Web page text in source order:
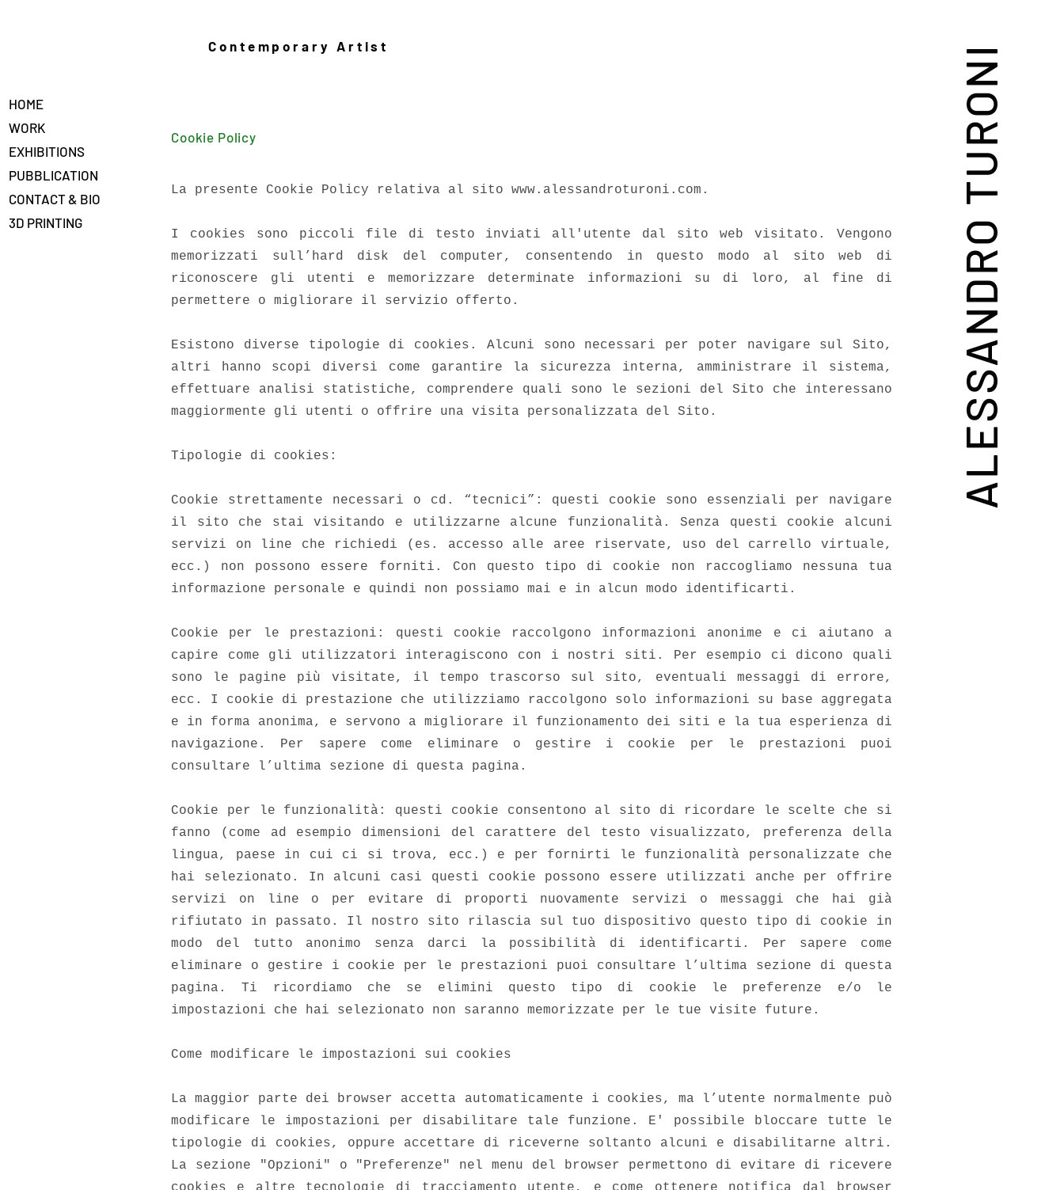
Contemporary Artist
Cookie Policy
La presente Cookie Policy relativa al sito www.alessandroturoni.com .
I cookies sono piccoli file di testo inviati all'utente dal sito web visitato. Vengono
memorizzati sull’hard disk del computer, consentendo in questo modo al sito web di
riconoscere gli utenti e memorizzare determinate informazioni su di loro, al fine di
permettere o migliorare il servizio offerto.
Esistono diverse tipologie di cookies. Alcuni sono necessari per poter navigare sul Sito,
altri hanno scopi diversi come garantire la sicurezza interna, amministrare il sistema,
effettuare analisi statistiche, comprendere quali sono le sezioni del Sito che interessano
maggiormente gli utenti o offrire una visita personalizzata del Sito.
Tipologie di cookies:
Cookie strettamente necessari o cd. “tecnici”: questi cookie sono essenziali per navigare
il sito che stai visitando e utilizzarne alcune funzionalità. Senza questi cookie alcuni
servizi on line che richiedi (es. accesso alle aree riservate, uso del carrello virtuale,
ecc.) non possono essere forniti. Con questo tipo di cookie non raccogliamo nessuna tua
informazione personale e quindi non possiamo mai e in alcun modo identificarti.
Cookie per le prestazioni: questi cookie raccolgono informazioni anonime e ci aiutano a
capire come gli utilizzatori interagiscono con i nostri siti. Per esempio ci dicono quali
sono le pagine più visitate, il tempo trascorso sul sito, eventuali messaggi di errore,
ecc. I cookie di prestazione che utilizziamo raccolgono solo informazioni su base aggregata
e in forma anonima, e servono a migliorare il funzionamento dei siti e la tua esperienza di
navigazione. Per sapere come eliminare o gestire i cookie per le prestazioni puoi
consultare l’ultima sezione di questa pagina.
Cookie per le funzionalità: questi cookie consentono al sito di ricordare le scelte che si
fanno (come ad esempio dimensioni del carattere del testo visualizzato, preferenza della
lingua, paese in cui ci si trova, ecc.) e per fornirti le funzionalità personalizzate che
hai selezionato. In alcuni casi questi cookie possono essere utilizzati anche per offrire
servizi on line o per evitare di proporti nuovamente servizi o messaggi che hai già
rifiutato in passato. Il nostro sito rilascia sul tuo dispositivo questo tipo di cookie in
modo del tutto anonimo senza darci la possibilità di identificarti. Per sapere come
eliminare o gestire i cookie per le prestazioni puoi consultare l’ultima sezione di questa
pagina. Ti ricordiamo che se elimini questo tipo di cookie le preferenze e/o le
impostazioni che hai selezionato non saranno memorizzate per le tue visite future.
Come modificare le impostazioni sui cookies
La maggior parte dei browser accetta automaticamente i cookies, ma l’utente normalmente può
modificare le impostazioni per disabilitare tale funzione. E' possibile bloccare tutte le
tipologie di cookies, oppure accettare di riceverne soltanto alcuni e disabilitarne altri.
La sezione "Opzioni" o "Preferenze" nel menu del browser permettono di evitare di ricevere
HOME
WORK
EXHIBITIONS
PUBBLICATION
CONTACT & BIO
3D PRINTING
ALESSANDRO TURONI